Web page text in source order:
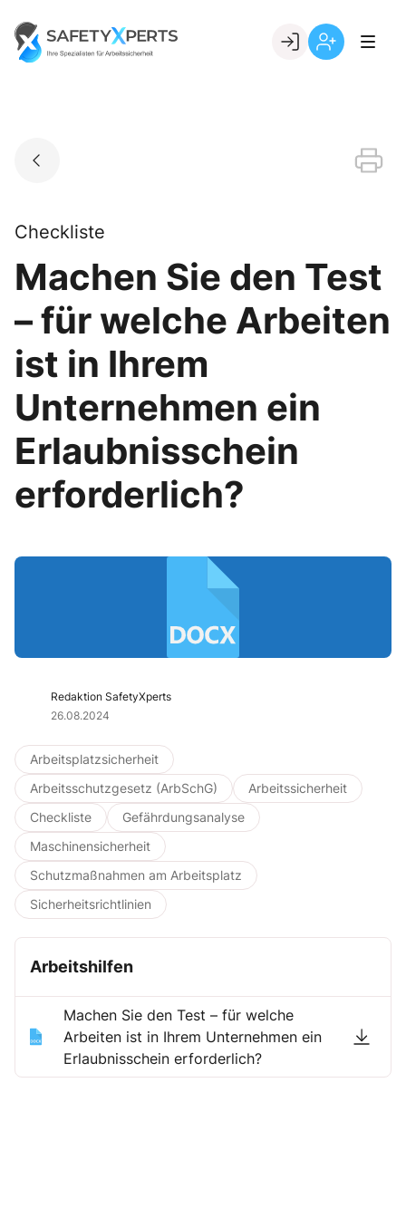
content
Go to landing page.
Checkliste
Machen Sie den Test
– für welche Arbeiten
ist in Ihrem
Unternehmen ein
Erlaubnisschein
erforderlich?
Redaktion SafetyXperts
26.08.2024
Arbeitsplatzsicherheit
Arbeitsschutzgesetz (ArbSchG)
Arbeitssicherheit
Checkliste
Gefährdungsanalyse
Maschinensicherheit
Schutzmaßnahmen am Arbeitsplatz
Sicherheitsrichtlinien
Arbeitshilfen
Machen Sie den Test – für welche
Arbeiten ist in Ihrem Unternehmen ein
Erlaubnisschein erforderlich?